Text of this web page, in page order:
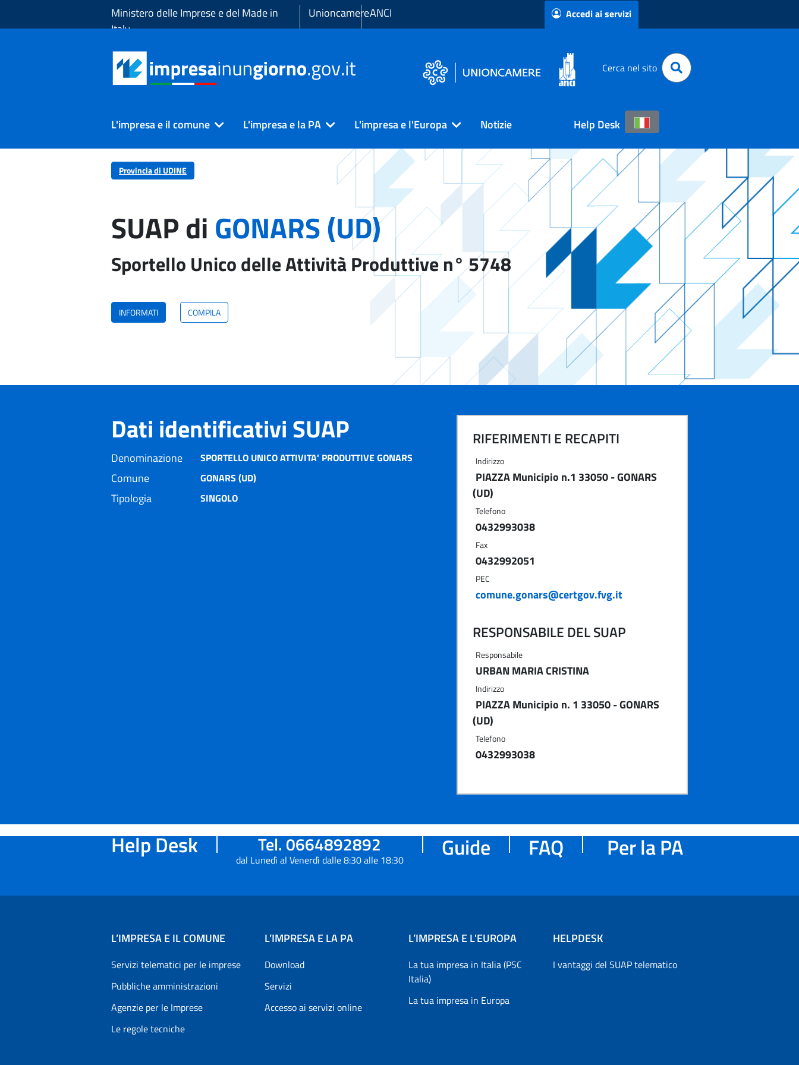
Ministero delle Imprese e del Made in
Italy
UnioncamereANCI Accedi ai servizi
Cerca nel sito
L'impresa e il comune L'impresa e la PA L'impresa e l'Europa Notizie Help Desk
Provincia di UDINE
SUAP di GONARS (UD)
Sportello Unico delle Attività Produttive n° 5748
INFORMATI COMPILA
Dati identificativi SUAP
Denominazione SPORTELLO UNICO ATTIVITA' PRODUTTIVE GONARS
Comune GONARS (UD)
Tipologia SINGOLO
RIFERIMENTI E RECAPITI
Indirizzo
PIAZZA Municipio n.1 33050 - GONARS
(UD)
Telefono
0432993038
Fax
0432992051
PEC
comune.gonars@certgov.fvg.it
RESPONSABILE DEL SUAP
Responsabile
URBAN MARIA CRISTINA
Indirizzo
PIAZZA Municipio n. 1 33050 - GONARS
(UD)
Telefono
0432993038
Help Desk Tel. 0664892892
dal Lunedì al Venerdì dalle 8:30 alle 18:30 Guide FAQ Per la PA
L’IMPRESA E IL COMUNE
Servizi telematici per le imprese
Pubbliche amministrazioni
Agenzie per le Imprese
Le regole tecniche
L’IMPRESA E LA PA
Download
Servizi
Accesso ai servizi online
L’IMPRESA E L'EUROPA
La tua impresa in Italia (PSC
Italia)
La tua impresa in Europa
HELPDESK
I vantaggi del SUAP telematico